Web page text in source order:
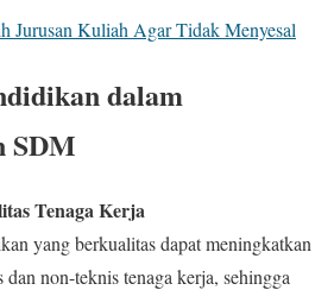
Jurusan Kuliah Agar Tidak Menyesal
dalam
SDM
Tenaga Kerja
yang berkualitas dapat meningkatkan
non-teknis tenaga kerja, sehingga